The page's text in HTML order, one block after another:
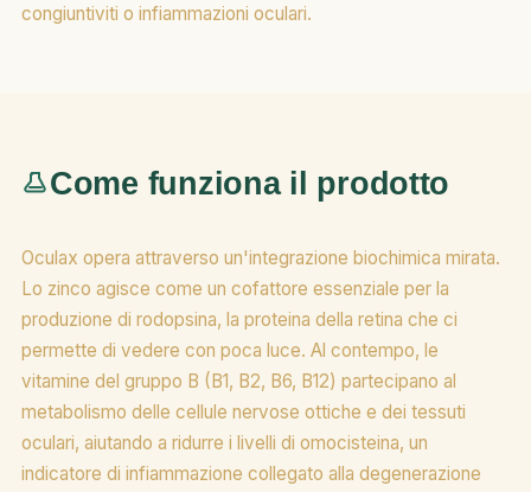
congiuntiviti o infiammazioni oculari.
Come funziona il prodotto
Oculax opera attraverso un'integrazione biochimica mirata.
Lo zinco agisce come un cofattore essenziale per la
produzione di rodopsina, la proteina della retina che ci
permette di vedere con poca luce. Al contempo, le
vitamine del gruppo B (B1, B2, B6, B12) partecipano al
metabolismo delle cellule nervose ottiche e dei tessuti
oculari, aiutando a ridurre i livelli di omocisteina, un
indicatore di infiammazione collegato alla degenerazione